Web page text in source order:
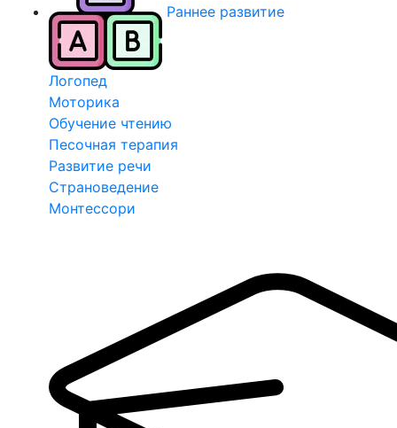
Раннее развитие
Логопед
Моторика
Обучение чтению
Песочная терапия
Развитие речи
Страноведение
Монтессори